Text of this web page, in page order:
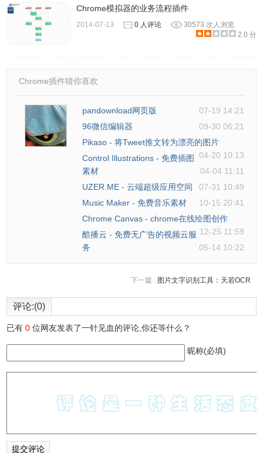
3、选中某个图形样式，以拖动的形式拖动到画板想要存放的
位置。可以反复先将图形拖动进来，后面再连线。拖动好图
形之后，选择图形某个边框位置，稍微拖动下，如果出现连
线，向想要连接的位置拖动，就能把两个位置连接起来了。
默认的连线类型是默认能够90度弯曲的，同一水平线上会以
直线形式展示，否则以直角弯曲的形式展示。如果想要修改
连线类型，那么单击鼠标左键选择要修改的线，选择如图所
箭头的起点和终点都是可以修改的，比如想要没箭头或者双
箭头的都可以。
Chrome模拟器的业务流程插件
2014-07-13 0 人评论
30573 次人浏览
2.0 分
Chrome插件猜你喜欢
pandownload网页版
07-19 14:21
96微信编辑器
09-30 06:21
Pikaso - 将Tweet推文转为漂亮的图片
04-20 10:13
Control Illustrations - 免费插图
素材
04-04 11:11
UZER.ME - 云端超级应用空间
07-31 10:49
Music Maker - 免费音乐素材
10-15 20:41
Chrome Canvas - chrome在线绘图创作
12-25 11:59
酷播云 - 免费无广告的视频云服
务
05-14 10:22
下一篇 : 图片文字识别工具：天若OCR
评论:(0)
已有0 位网友发表了一针见血的评论,你还等什么？
昵称(必填)